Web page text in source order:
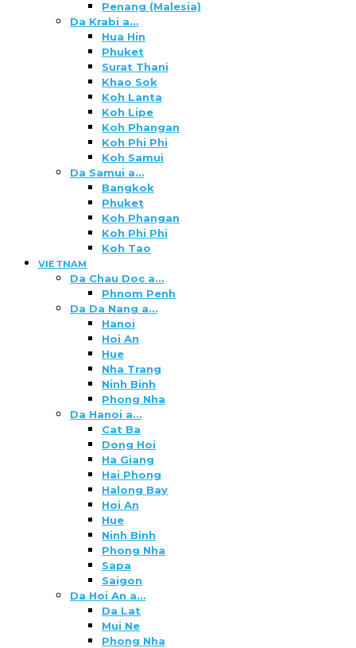
Penang (Malesia)
Da Krabi a…
Hua Hin
Phuket
Surat Thani
Khao Sok
Koh Lanta
Koh Lipe
Koh Phangan
Koh Phi Phi
Koh Samui
Da Samui a…
Bangkok
Phuket
Koh Phangan
Koh Phi Phi
Koh Tao
VIETNAM
Da Chau Doc a…
Phnom Penh
Da Da Nang a…
Hanoi
Hoi An
Hue
Nha Trang
Ninh Binh
Phong Nha
Da Hanoi a…
Cat Ba
Dong Hoi
Ha Giang
Hai Phong
Halong Bay
Hoi An
Hue
Ninh Binh
Phong Nha
Sapa
Saigon
Da Hoi An a…
Da Lat
Mui Ne
Phong Nha